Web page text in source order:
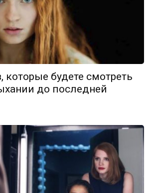
будете смотреть
до последней